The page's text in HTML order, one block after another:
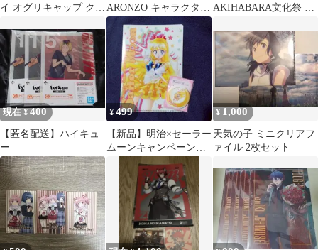
イ オグリキャップ クリ
ARONZO キャラクター
クリアファイル 水色
新品未開封
AKIHABARA文化祭 ク
現在 ¥400
【匿名配送】ハイキュ
ー
¥499
【新品】明治×セーラー
ムーンキャンペーン
グッズ2点
¥ 1,000
天気の子 ミニクリアフ
ァイル 2枚セット